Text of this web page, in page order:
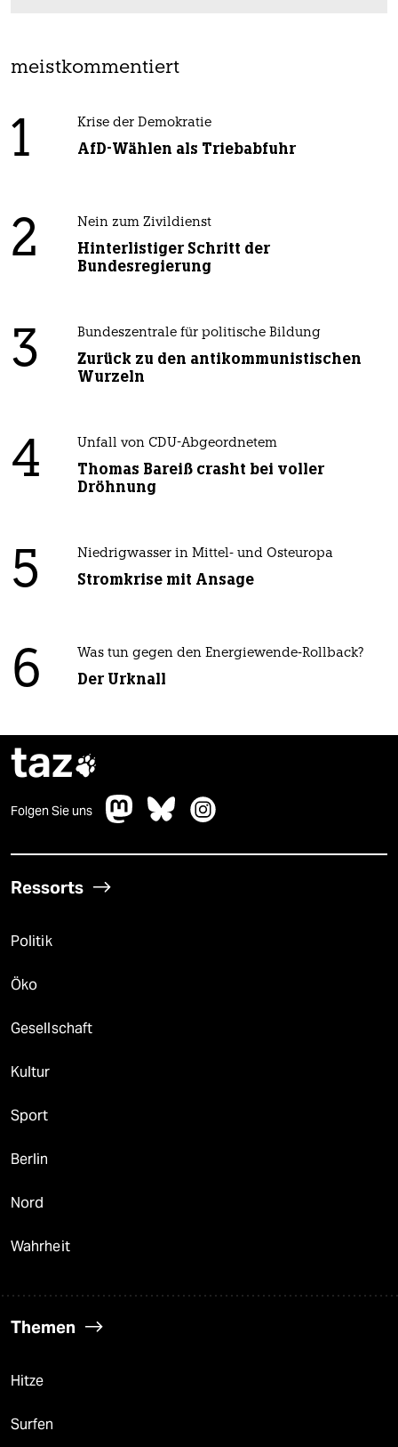
meistkommentiert
1 Krise der Demokratie
AfD-Wählen als Triebabfuhr
2 Nein zum Zivildienst
Hinterlistiger Schritt der
Bundesregierung
3 Bundeszentrale für politische Bildung
Zurück zu den antikommunistischen
Wurzeln
4 Unfall von CDU-Abgeordnetem
Thomas Bareiß crasht bei voller
Dröhnung
5 Niedrigwasser in Mittel- und Osteuropa
Stromkrise mit Ansage
6 Was tun gegen den Energiewende-Rollback?
Der Urknall
taz
Folgen Sie uns
Ressorts
Politik
Öko
Gesellschaft
Kultur
Sport
Berlin
Nord
Wahrheit
Themen
Hitze
Surfen